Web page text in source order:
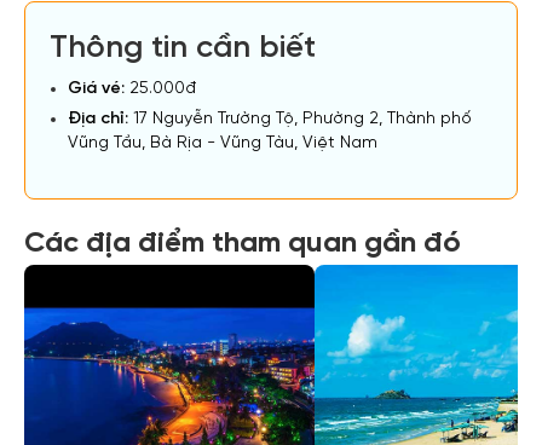
Thông tin cần biết
Giá vé: 25.000đ
Địa chỉ: 17 Nguyễn Trường Tộ, Phường 2, Thành phố
Vũng Tầu, Bà Rịa - Vũng Tàu, Việt Nam
Các địa điểm tham quan gần đó